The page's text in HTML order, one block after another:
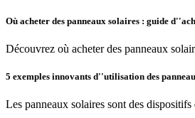
Où acheter des panneaux solaires : guide
Découvrez où acheter des panneaux
5 exemples innovants d''utilisation des
Les panneaux solaires sont des